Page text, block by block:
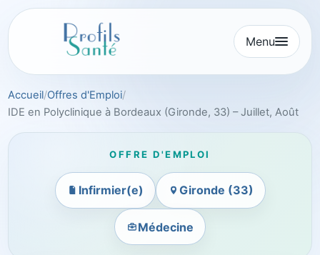
Aller
au
Menu
Accueil Offres d'Emploi
IDE en Polyclinique à Bordeaux (Gironde, 33) – Juillet, Août
OFFRE D'EMPLOI
Infirmier(e) Gironde (33)
Médecine